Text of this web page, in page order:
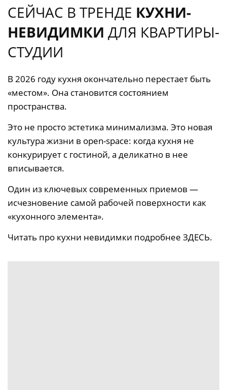
СЕЙЧАС В ТРЕНДЕ КУХНИ-
НЕВИДИМКИ ДЛЯ КВАРТИРЫ-
СТУДИИ
В 2026 году кухня окончательно перестает быть
«местом». Она становится состоянием
пространства.
Это не просто эстетика минимализма. Это новая
культура жизни в open-space: когда кухня не
конкурирует с гостиной, а деликатно в нее
вписывается.
Один из ключевых современных приемов —
исчезновение самой рабочей поверхности как
«кухонного элемента».
Читать про кухни невидимки подробнее ЗДЕСЬ.